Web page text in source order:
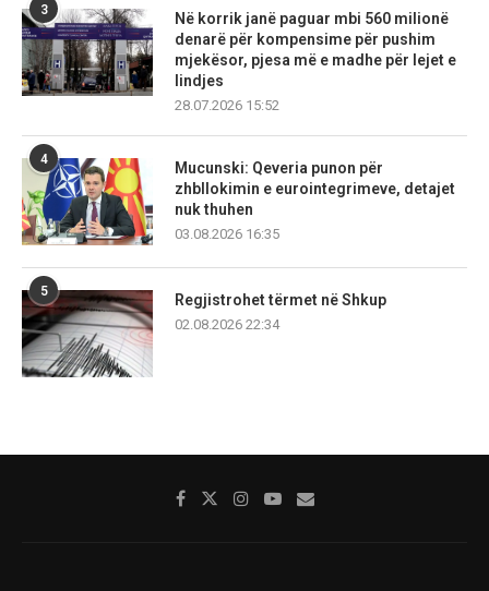
3
Në korrik janë paguar mbi 560 milionë
denarë për kompensime për pushim
mjekësor, pjesa më e madhe për lejet e
lindjes
28.07.2026 15:52
4
Mucunski: Qeveria punon për
zhbllokimin e eurointegrimeve, detajet
nuk thuhen
03.08.2026 16:35
5
Regjistrohet tërmet në Shkup
02.08.2026 22:34